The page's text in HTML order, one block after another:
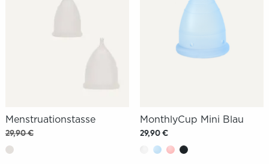
Menstruationstasse
29,90 €
MonthlyCup Mini Blau
29,90 €